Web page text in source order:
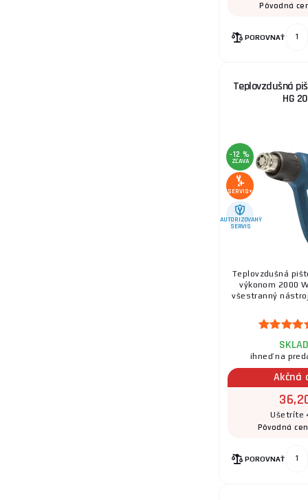
12.
13.
14.
16.
17.
Pôvodná
POROVNAŤ
Teplovzdušná
HG
-12 %
ZĽAVA
SERVIS+
AUTORIZOVANÝ
SERVIS
Teplovzdušná
výkonom 2000
všestranný
ihneď na
Akčná
Ušetríte
Pôvodná
POROVNAŤ